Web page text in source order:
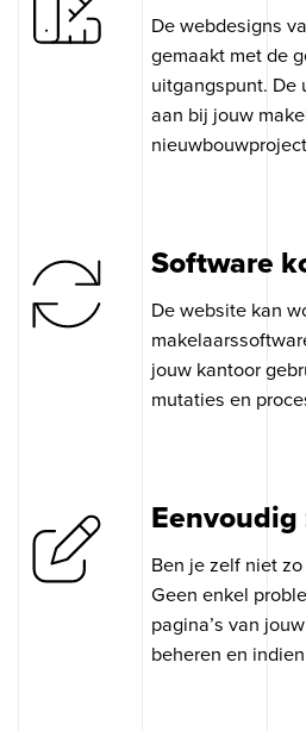
De webdesigns
gemaakt met de
uitgangspunt.
aan bij jouw
nieuwbouwproject
Software
De website kan
jouw kantoor
mutaties en
Ben je zelf niet
Geen enkel
pagina’s van
beheren en